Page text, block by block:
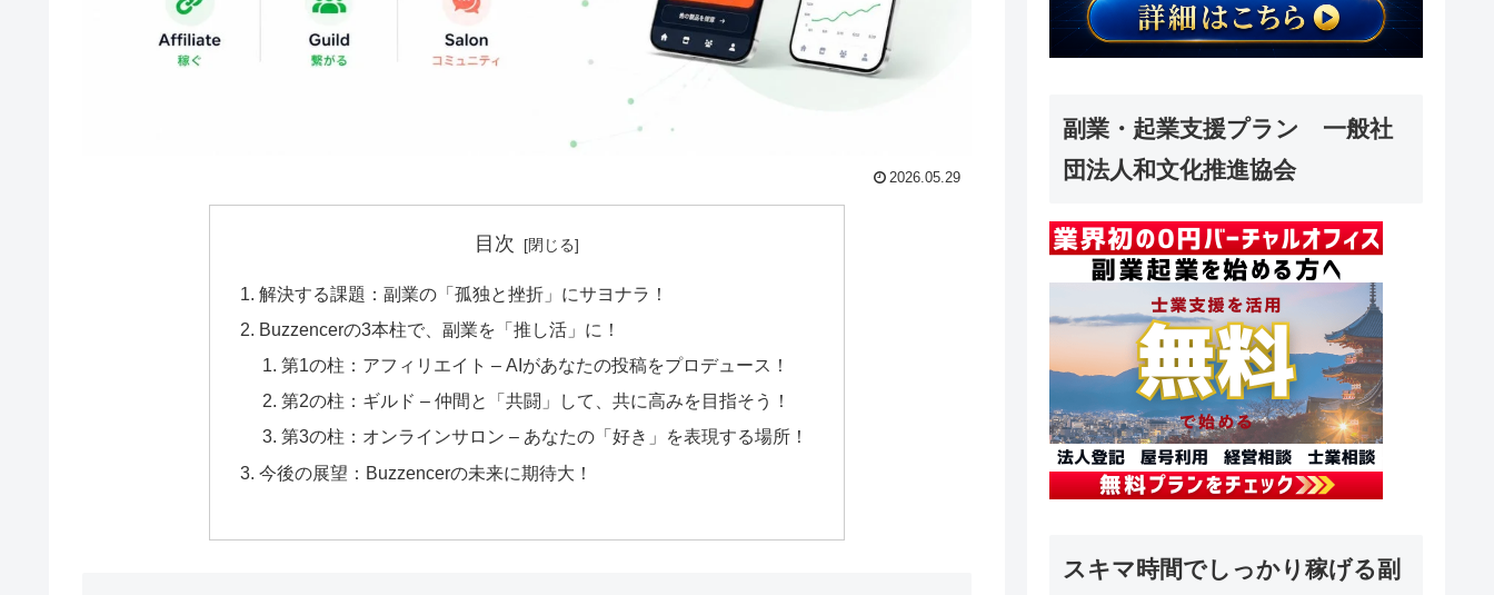
2026.05.29
目次
解決する課題：副業の「孤独と挫折」にサヨナラ！
Buzzencerの3本柱で、副業を「推し活」に！
第1の柱：アフィリエイト – AIがあなたの投稿をプロデュース！
第2の柱：ギルド – 仲間と「共闘」して、共に高みを目指そう！
第3の柱：オンラインサロン – あなたの「好き」を表現する場所！
今後の展望：Buzzencerの未来に期待大！
副業・起業支援プラン 一般社
団法人和文化推進協会
スキマ時間でしっかり稼げる副